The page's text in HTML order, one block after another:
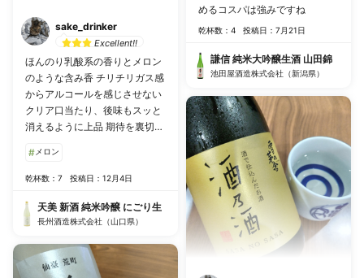
sake_drinker
Excellent!!
ほんのり乳酸系の香りとメロン
のような含み香 チリチリガス感
からアルコールを感じさせない
クリア口当たり、後味もスッと
消えるように上品 期待を裏切ら
シュワかなと思いましたがおと
なし目でした
# メロン
乾杯数：7 投稿日：12月4日
天美 新酒 純米吟醸 にごり生
長州酒造株式会社（山口県）
めるコスパは強みですね
乾杯数：4 投稿日：7月21日
謙信 純米大吟醸生酒 山田錦
池田屋酒造株式会社（新潟県）